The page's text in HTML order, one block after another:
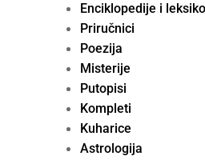
Enciklopedije i
Priručnici
Poezija
Misterije
Putopisi
Kompleti
Kuharice
Astrologija